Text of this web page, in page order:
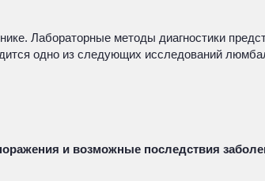
Лабораторные методы диагностики
одно из следующих исследований
и возможные последствия